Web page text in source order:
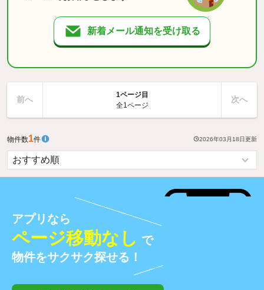
新着メール通知を受け取る
前へ
1ページ目
全1ページ
次へ
物件数1件 2026年03月18日更新
アプリなら
ページ移動なし で
物件をサクサク探せる！